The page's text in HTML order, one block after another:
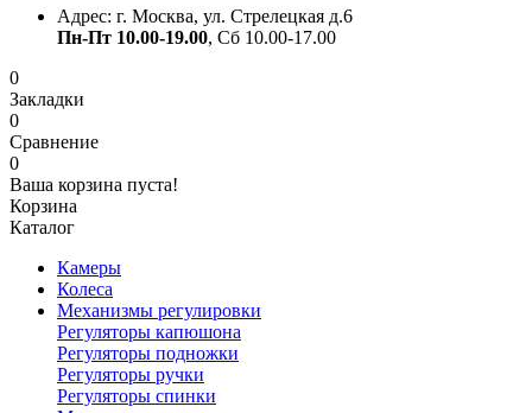
Адрес: г. Москва, ул. Стрелецкая д.6
Пн-Пт 10.00-19.00, Сб 10.00-17.00
0
Закладки
0
Сравнение
0
Ваша корзина пуста!
Корзина
Каталог
Камеры
Колеса
Механизмы регулировки
Регуляторы капюшона
Регуляторы подножки
Регуляторы ручки
Регуляторы спинки